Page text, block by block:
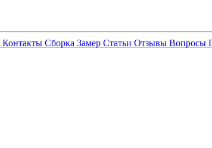
Контакты Сборка Замер Статьи Отзывы Вопросы